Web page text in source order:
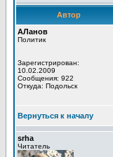
Автор
АЛанов
Политик
Зарегистрирован:
10.02.2009
Сообщения: 922
Откуда: Подольск
Вернуться к началу
srha
Читатель